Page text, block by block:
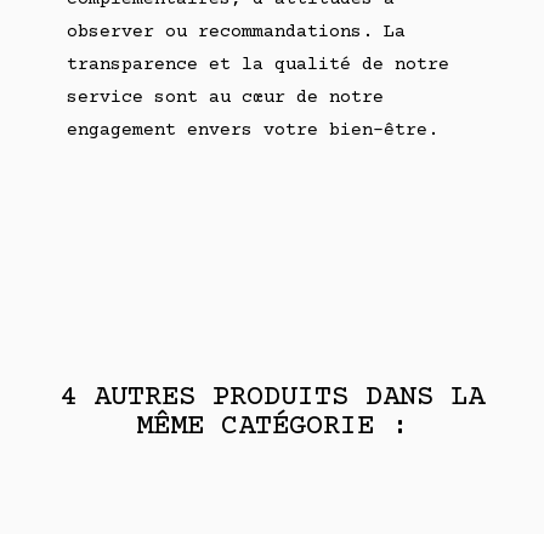
observer ou recommandations. La
transparence et la qualité de notre
service sont au cœur de notre
engagement envers votre bien-être.
4 AUTRES PRODUITS DANS LA
MÊME CATÉGORIE :